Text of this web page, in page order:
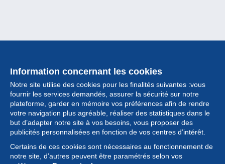
Information concernant les cookies
Notre site utilise des cookies pour les finalités suivantes :vous
fournir les services demandés, assurer la sécurité sur notre
plateforme, garder en mémoire vos préférences afin de rendre
votre navigation plus agréable, réaliser des statistiques dans le
but d’adapter notre site à vos besoins, vous proposer des
publicités personnalisées en fonction de vos centres d’intérêt.
Certains de ces cookies sont nécessaires au fonctionnement de
notre site, d’autres peuvent être paramétrés selon vos
Collection
Actualités